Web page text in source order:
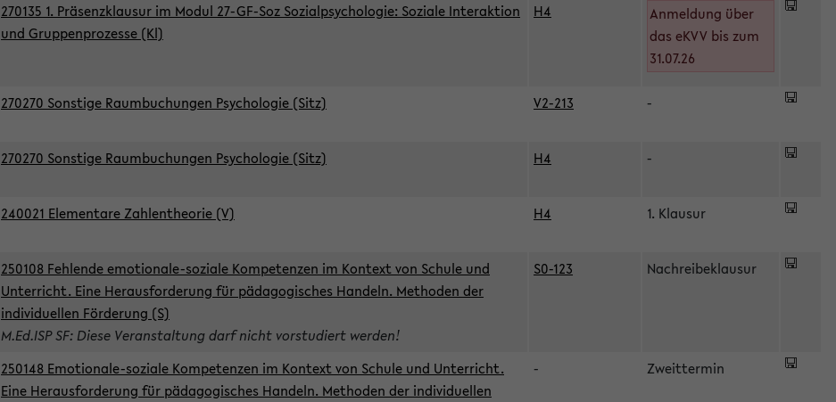
270135 1. Präsenzklausur im Modul 27-GF-Soz Sozialpsychologie: Soziale Interaktion
und Gruppenprozesse (Kl)
H4
Anmeldung über
das eKVV bis zum
31.07.26
270270 Sonstige Raumbuchungen Psychologie (Sitz) V2-213 -
270270 Sonstige Raumbuchungen Psychologie (Sitz) H4 -
240021 Elementare Zahlentheorie (V) H4 1. Klausur
250108 Fehlende emotionale-soziale Kompetenzen im Kontext von Schule und
Unterricht. Eine Herausforderung für pädagogisches Handeln. Methoden der
individuellen Förderung (S)
M.Ed.ISP SF: Diese Veranstaltung darf nicht vorstudiert werden!
S0-123 Nachreibeklausur
250148 Emotionale-soziale Kompetenzen im Kontext von Schule und Unterricht.
Eine Herausforderung für pädagogisches Handeln. Methoden der individuellen
- Zweittermin